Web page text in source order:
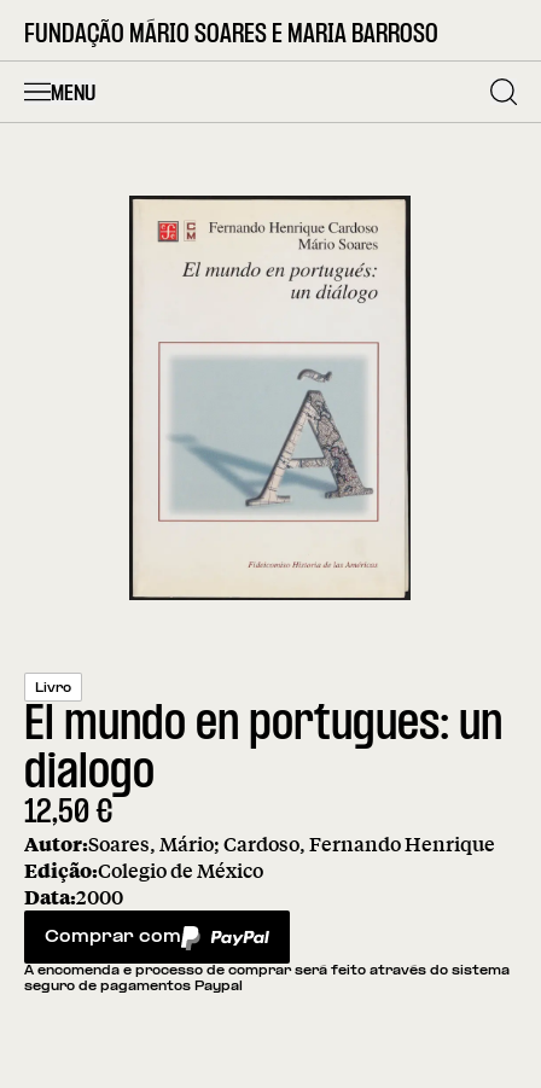
FUNDAÇÃO MÁRIO SOARES E MARIA BARROSO
MENU
Livro
El mundo en portugues: un
dialogo
12,50€
Autor:Soares, Mário; Cardoso, Fernando Henrique
Edição:Colegio de México
Data:2000
Comprar com
PayPal
A encomenda e processo de comprar será feito através do sistema
seguro de pagamentos Paypal